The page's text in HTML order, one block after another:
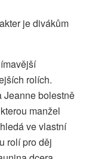
je divákům
rolích.
Jeanne bolestně
manžel
ve vlastní
rolí pro děj